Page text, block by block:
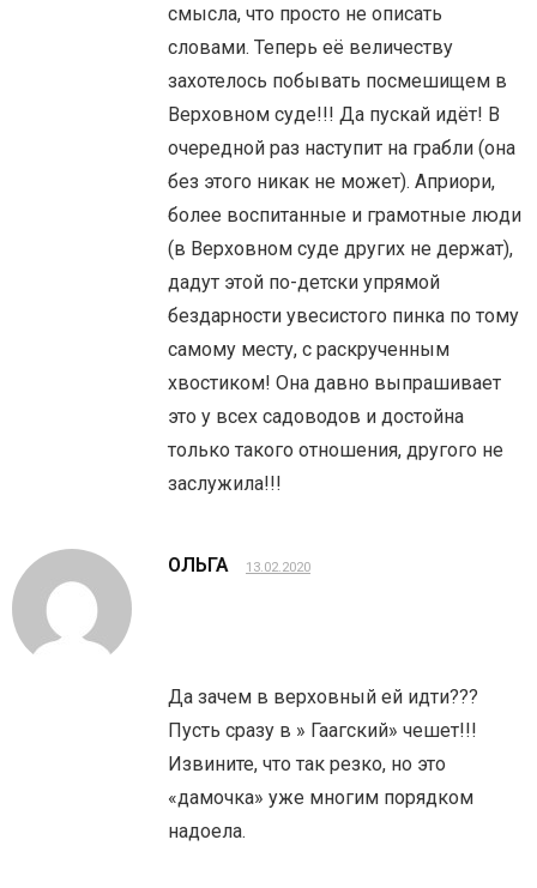
смысла, что просто не описать
словами. Теперь её величеству
захотелось побывать посмешищем в
Верховном суде!!! Да пускай идёт! В
очередной раз наступит на грабли (она
без этого никак не может). Априори,
более воспитанные и грамотные люди
(в Верховном суде других не держат),
дадут этой по-детски упрямой
бездарности увесистого пинка по тому
самому месту, с раскрученным
хвостиком! Она давно выпрашивает
это у всех садоводов и достойна
только такого отношения, другого не
заслужила!!!
ОЛЬГА 13.02.2020
Да зачем в верховный ей идти???
Пусть сразу в » Гаагский» чешет!!!
Извините, что так резко, но это
«дамочка» уже многим порядком
надоела.